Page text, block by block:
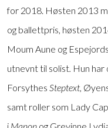
for 2018. Høsten 2013
og ballettpris, høsten
Moum Aune og Espejords
utnevnt til solist. Hun
Forsythes Steptext,
samt roller som Lady